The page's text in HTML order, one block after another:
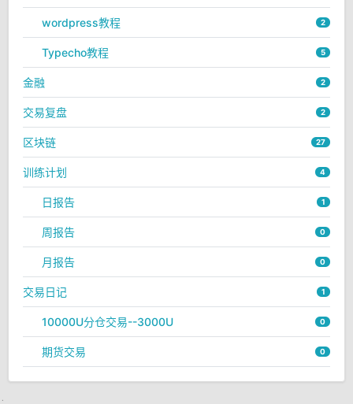
wordpress教程 2
Typecho教程 5
金融 2
交易复盘 2
区块链 27
训练计划 4
日报告 1
周报告 0
月报告 0
交易日记 1
10000U分仓交易--3000U 0
期货交易 0